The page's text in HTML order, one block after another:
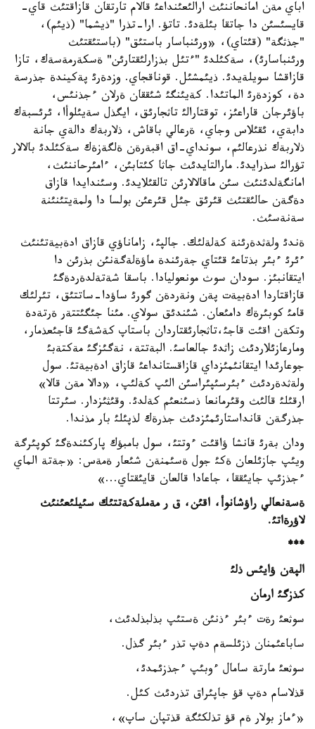
اباي مةن امانحاننئث ارالئعئنداعئ قالام تارتقان قازاقتئث قاي-
قايسئسئن دا جاتقا بئلةدئ. تاتؤ. ارا-تذرا "ذيشما" (ذيئم)،
"جذثگة" (قئتاي)، «ورئنباسار باستئق" (باستئقتئث
ورئنباسارئ)، سةكئلدئ "ءتئل بذزارلئقتارئن" ةسكةرمةسةك، تازا
قازاقشا سويلةيدئ. ذيئمشئل. قوناقجاي. وزدةرئ پةكيندة جذرسة
دة، كوزدةرئ الماتئدا. كةيئنگئ شئققان ةرلان ءجذنئس،
باؤئرجان قاراعئز، توقتارالئ تاثجارئق، ايگذل سةيئلوأا، ئرئسبةك
دابةي، ئقئلاس وجاي، ةرعالي باقاش، ذلاربةك دالةي جانة
ذلاربةك نذرعالئم، سونداي-اق اقبةرةن ةلگةزةك سةكئلدئ بالالار
تؤرالئ سذرايدئ. مارالتايدئث جاثا كئتابئن، ءامئرحاننئث،
امانگةلدئنئث سئن ماقالالارئن تالقئلايدئ. وسئندايدا قازاق
دةگةن حالئقتئث قئرئق جئل قئرعئن بولسا دا ولمةيتئنئنة
سةنةسئث.
ةندئ ولةثدةرئنة كةلةلئك. جالپئ، زاماناؤي قازاق ادةبيةتئنئث
ءئرئ ءبئر بذتاعئ قئتاي جةرئندة ماؤةلةگةنئن بذرئن دا
ايتقانبئز. سودان سوث مونعوليادا. باسقا شةتةلدةردةگئ
قازاقتاردا ادةبيةت پةن ونةردةن گورئ ساؤدا-ساتتئق، تئرلئك
قامئ كوبئرةك دامئعان. شئندئق سولاي. مئنا جئگئتتةر ةرتةدة
وتكةن اقئت قاجئ،تاثجارئقتاردان باستاپ كةشةگئ قاجئعذمار،
ومارعازئلاردئث زاثدئ جالعاسئ. البةتتة، نةگئزگئ مةكتةبئ
جوعارئدا ايتقانئمئزداي قازاقستانداعئ قازاق ادةبيةتئ. سول
ولةثدةردئث ءبئرسئپئراسئن الئپ كةلئپ، «دالا مةن قالا»
ارقئلئ قالئث وقئرمانعا ذسئنعئم كةلدئ. وقئثئزدار. سئرتتا
جذرگةن قانداستارئمئزدئث جذرةك لذپئلئ بار مذندا.
ودان بةرئ قانشا ؤاقئت ءوتتئ، سول بامبؤك پاركئندةگئ كوپئرگة
ويئپ جازئلعان ةكئ جول ةسئمنةن شئعار ةمةس: «جةتة الماي
ءجذزئپ جايئققا، جاعادا قالعان قايئقتاي...»
ةسةنعالي راؤشانوأ، اقئن، ق ر مةملةكةتتئك سئيلئعئنئث
لاؤرةاتئ.
***
الپةن ؤايئس ذلئ
كذزگئ ارمان
سوثعئ رةت ءبئر ءذنئن ةستئپ بذلبذلدئث،
ساباعئمنان ذزئلسةم دةپ تذر ءبئر گذل.
سوثعئ مارتة سامال ءوبئپ ءجذزئمدئ،
قذلاسام دةپ قؤ جاپئراق تذردئث كئل.
«ءماز بولار ةم قؤ تذلكئگة قذتپان ساپ»،